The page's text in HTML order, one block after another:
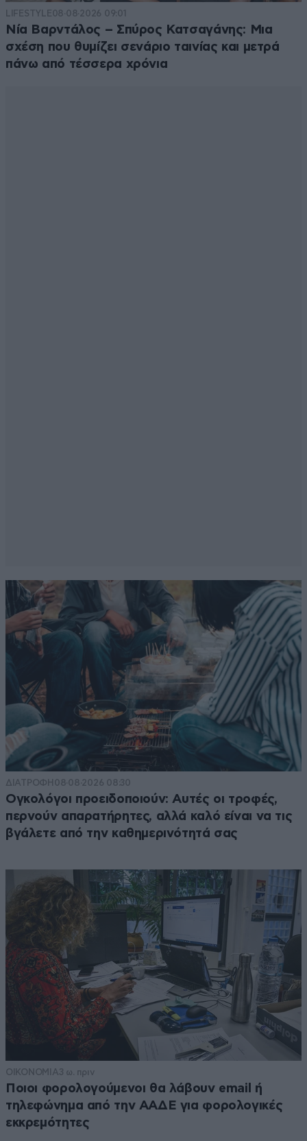
LIFESTYLE08·08·2026 09:01
Νία Βαρντάλος – Σπύρος Κατσαγάνης: Μια
σχέση που θυμίζει σενάριο ταινίας και μετρά
πάνω από τέσσερα χρόνια
ΔΙΑΤΡΟΦΗ 08·08·2026 08:30
Ογκολόγοι προειδοποιούν: Αυτές οι τροφές,
περνούν απαρατήρητες, αλλά καλό είναι να τις
βγάλετε από την καθημερινότητά σας
ΟΙΚΟΝΟΜΙΑ3 ω. πριν
Ποιοι φορολογούμενοι θα λάβουν email ή
τηλεφώνημα από την ΑΑΔΕ για φορολογικές
εκκρεμότητες